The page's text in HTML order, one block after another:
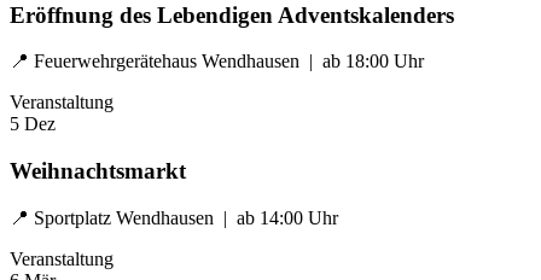
Eröffnung des Lebendigen Adventskalenders
📍 Feuerwehrgerätehaus Wendhausen | ab 18:00 Uhr
Veranstaltung
5 Dez
Weihnachtsmarkt
📍 Sportplatz Wendhausen | ab 14:00 Uhr
Veranstaltung